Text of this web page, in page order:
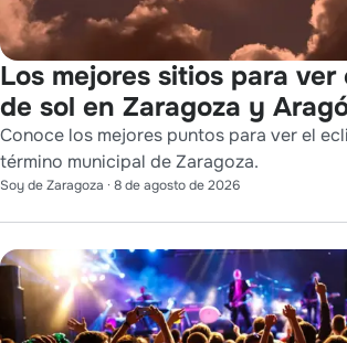
Los mejores sitios para ver
de sol en Zaragoza y
Conoce los mejores puntos para ver el
término municipal de Zaragoza.
Soy de Zaragoza · 8 de agosto de 2026